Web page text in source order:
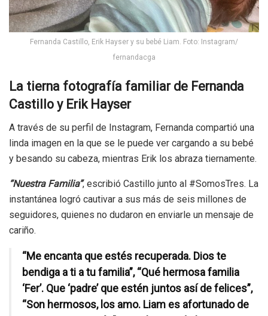
Fernanda Castillo, Erik Hayser y su bebé Liam. Foto: Instagram/
fernandacga
La tierna fotografía familiar de Fernanda
Castillo y Erik Hayser
A través de su perfil de Instagram, Fernanda compartió una
linda imagen en la que se le puede ver cargando a su bebé
y besando su cabeza, mientras Erik los abraza tiernamente.
“Nuestra Familia”, escribió Castillo junto al #SomosTres. La
instantánea logró cautivar a sus más de seis millones de
seguidores, quienes no dudaron en enviarle un mensaje de
cariño.
“Me encanta que estés recuperada. Dios te
bendiga a ti a tu familia”, “Qué hermosa familia
‘Fer’. Que ‘padre’ que estén juntos así de felices”,
“Son hermosos, los amo. Liam es afortunado de